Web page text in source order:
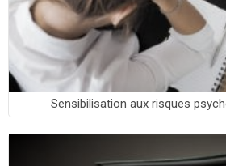
Sensibilisation aux risques